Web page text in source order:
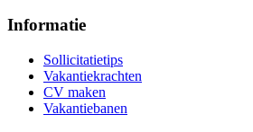
Informatie
Sollicitatietips
Vakantiekrachten
CV maken
Vakantiebanen